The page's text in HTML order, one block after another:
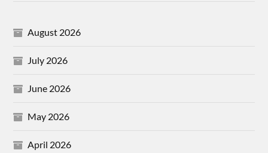
August 2026
July 2026
June 2026
May 2026
April 2026